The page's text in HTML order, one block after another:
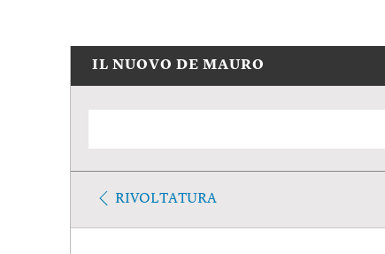
IL NUOVO DE MAURO
RIVOLTATURA